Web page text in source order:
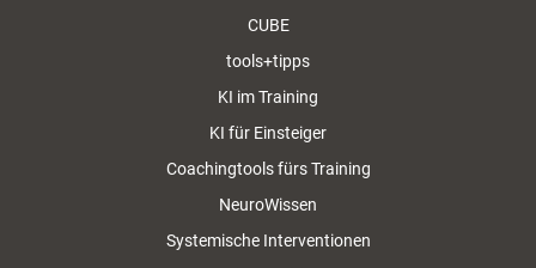
CUBE
tools+tipps
KI im Training
KI für Einsteiger
Coachingtools fürs Training
NeuroWissen
Systemische Interventionen